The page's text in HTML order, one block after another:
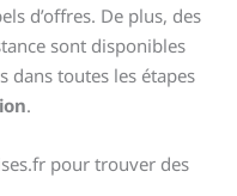
d’offres. De plus, des
sont disponibles
dans toutes les étapes
.
pour trouver des